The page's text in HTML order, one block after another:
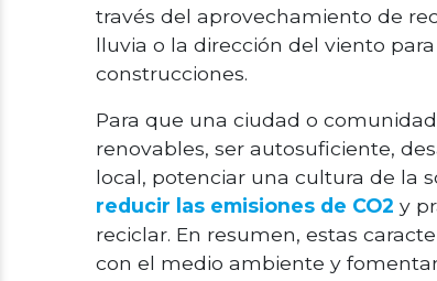
través del aprovechamiento de
lluvia o la dirección del viento
construcciones.
Para que una ciudad o
renovables, ser autosuficiente,
local, potenciar una cultura de la
reducir las emisiones de CO2 y
reciclar. En resumen, estas
con el medio ambiente y